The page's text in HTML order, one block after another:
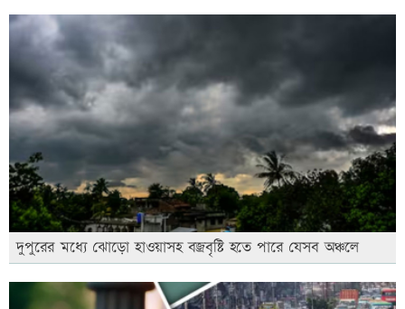
দুপুরের মধ্যে ঝোড়ো হাওয়াসহ বজ্রবৃষ্টি হতে পারে যেসব অঞ্চলে